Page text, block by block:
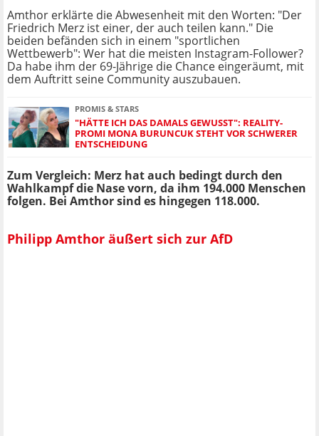
Amthor erklärte die Abwesenheit mit den Worten: "Der
Friedrich Merz ist einer, der auch teilen kann." Die
beiden befänden sich in einem "sportlichen
Wettbewerb": Wer hat die meisten Instagram-Follower?
Da habe ihm der 69-Jährige die Chance eingeräumt, mit
dem Auftritt seine Community auszubauen.
PROMIS & STARS
"HÄTTE ICH DAS DAMALS GEWUSST": REALITY-
PROMI MONA BURUNCUK STEHT VOR SCHWERER
ENTSCHEIDUNG
Zum Vergleich: Merz hat auch bedingt durch den
Wahlkampf die Nase vorn, da ihm 194.000 Menschen
folgen. Bei Amthor sind es hingegen 118.000.
Philipp Amthor äußert sich zur AfD